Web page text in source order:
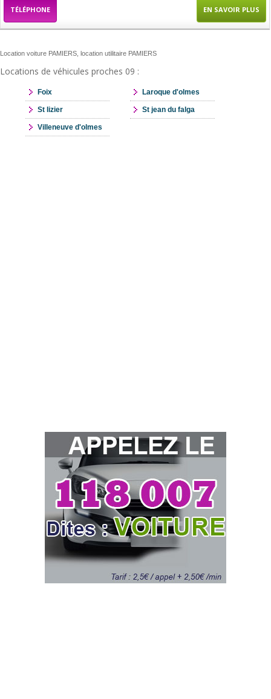
TÉLÉPHONE EN SAVOIR PLUS
Location voiture PAMIERS, location utilitaire PAMIERS
Locations de véhicules proches 09 :
Foix Laroque d'olmes
St lizier St jean du falga
Villeneuve d'olmes